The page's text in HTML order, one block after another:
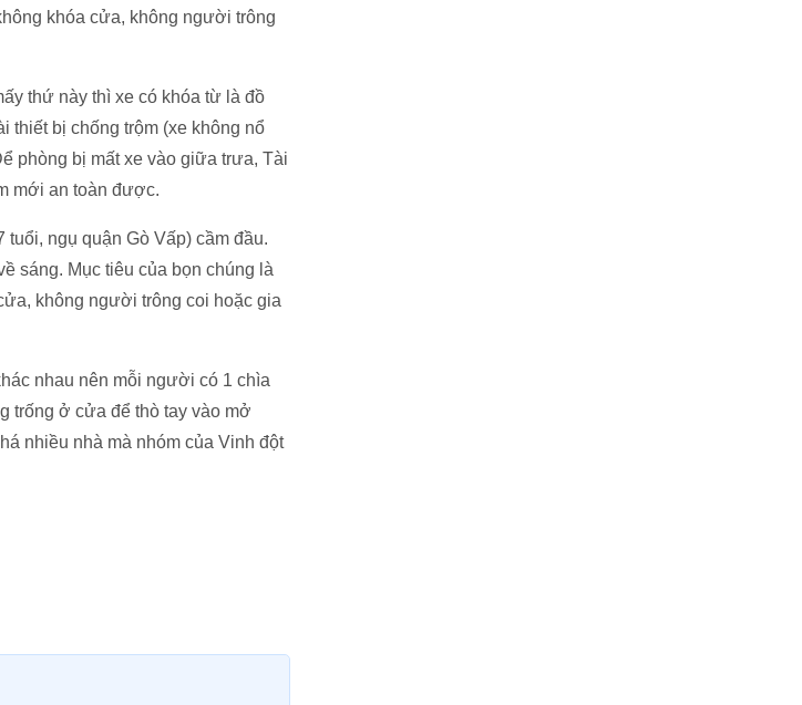
khóa cửa, không người trông
thứ này thì xe có khóa từ là đồ
thiết bị chống trộm (xe không nổ
phòng bị mất xe vào giữa trưa, Tài
mới an toàn được.
ngụ quận Gò Vấp) cầm đầu.
sáng. Mục tiêu của bọn chúng là
không người trông coi hoặc gia
nhau nên mỗi người có 1 chìa
trống ở cửa để thò tay vào mở
nhiều nhà mà nhóm của Vinh đột